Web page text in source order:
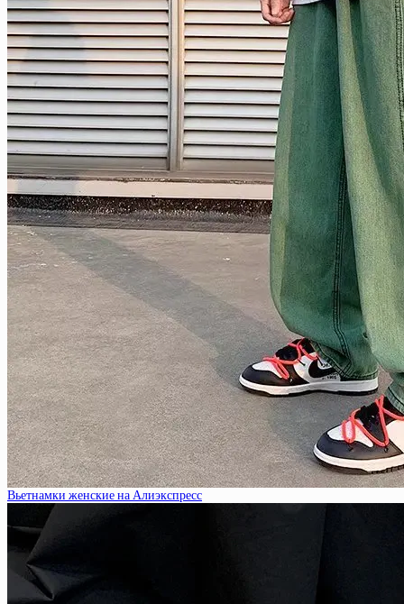
Вьетнамки женские на Алиэкспресс